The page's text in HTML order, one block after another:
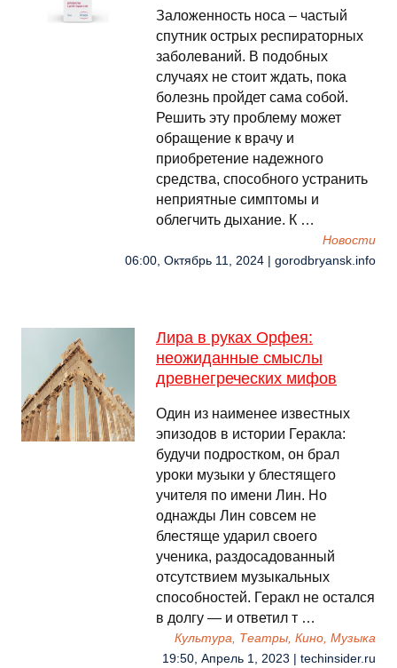
Заложенность носа – частый
спутник острых респираторных
заболеваний. В подобных
случаях не стоит ждать, пока
болезнь пройдет сама собой.
Решить эту проблему может
обращение к врачу и
приобретение надежного
средства, способного устранить
неприятные симптомы и
облегчить дыхание. К …
Новости
06:00, Октябрь 11, 2024 | gorodbryansk.info
Лира в руках Орфея:
неожиданные смыслы
древнегреческих мифов
Один из наименее известных
эпизодов в истории Геракла:
будучи подростком, он брал
уроки музыки у блестящего
учителя по имени Лин. Но
однажды Лин совсем не
блестяще ударил своего
ученика, раздосадованный
отсутствием музыкальных
способностей. Геракл не остался
в долгу — и ответил т …
Культура, Театры, Кино, Музыка
19:50, Апрель 1, 2023 | techinsider.ru